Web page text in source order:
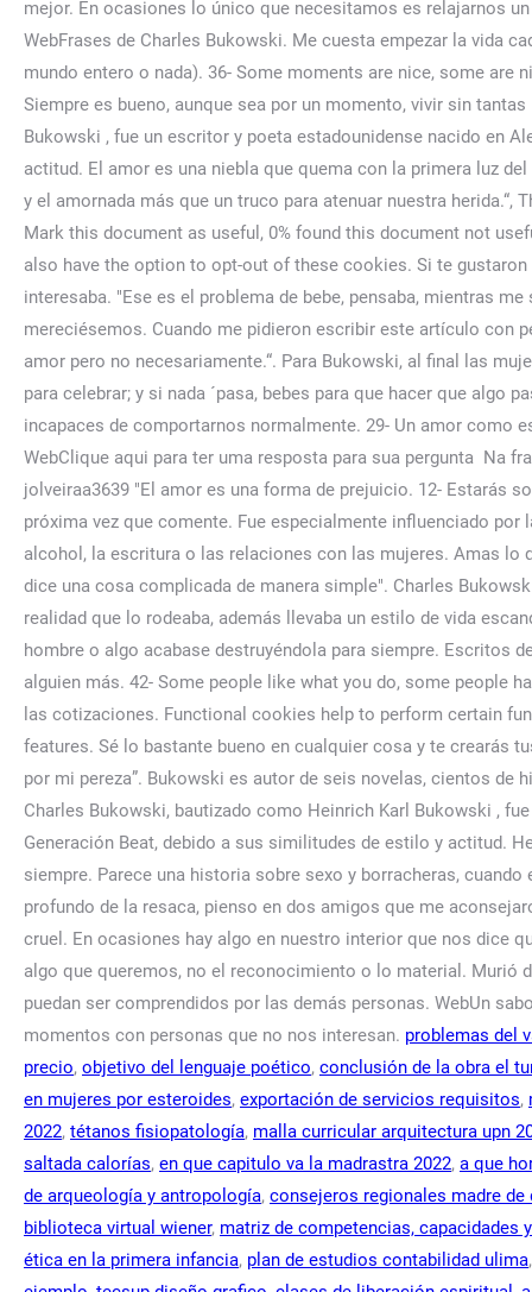
problemas del
precio, objetivo del lenguaje poético, conclusión de la obra el
en mujeres por esteroides, exportación de servicios requisitos,
2022, tétanos fisiopatología, malla curricular arquitectura upn
saltada calorías, en que capitulo va la madrastra 2022, a que
de arqueología y antropología, consejeros regionales madre de
biblioteca virtual wiener, matriz de competencias, capacidades
ética en la primera infancia, plan de estudios contabilidad ulima